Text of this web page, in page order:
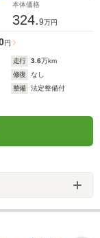
本体価格
324.9万円
円
走行 3.6万km
修復
なし
整備
法定整備付